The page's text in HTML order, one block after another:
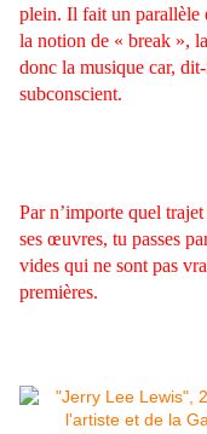
plein. Il fait un parallèle
la notion de « break »,
donc la musique car,
subconscient.
Par n’importe quel
ses œuvres, tu passes
vides qui ne sont pas
premières.